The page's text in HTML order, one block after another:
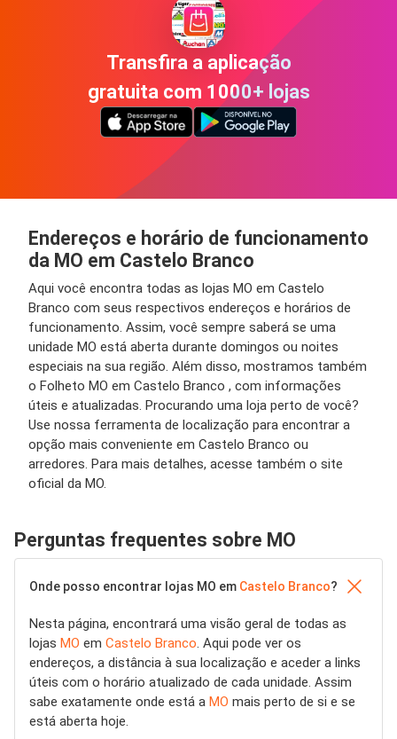
Transfira a aplicação
gratuita com 1000+ lojas
Endereços e horário de funcionamento
da MO em Castelo Branco
Aqui você encontra todas as lojas MO em Castelo
Branco com seus respectivos endereços e horários de
funcionamento. Assim, você sempre saberá se uma
unidade MO está aberta durante domingos ou noites
especiais na sua região. Além disso, mostramos também
o Folheto MO em Castelo Branco , com informações
úteis e atualizadas. Procurando uma loja perto de você?
Use nossa ferramenta de localização para encontrar a
opção mais conveniente em Castelo Branco ou
arredores. Para mais detalhes, acesse também o site
oficial da MO.
Perguntas frequentes sobre MO
Onde posso encontrar lojas MO em Castelo Branco?
Nesta página, encontrará uma visão geral de todas as
lojas MO em Castelo Branco. Aqui pode ver os
endereços, a distância à sua localização e aceder a links
úteis com o horário atualizado de cada unidade. Assim
sabe exatamente onde está a MO mais perto de si e se
está aberta hoje.